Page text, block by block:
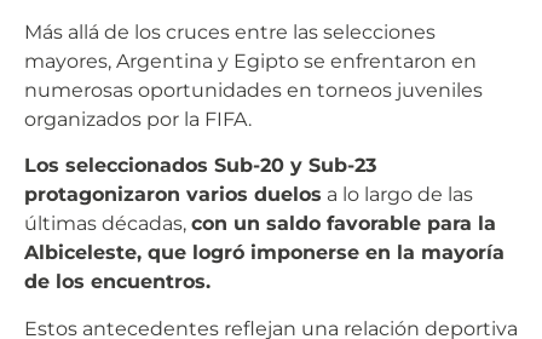
Más allá de los cruces entre las selecciones
mayores, Argentina y Egipto se enfrentaron en
numerosas oportunidades en torneos juveniles
organizados por la FIFA.
Los seleccionados Sub-20 y Sub-23
protagonizaron varios duelos a lo largo de las
últimas décadas, con un saldo favorable para la
Albiceleste, que logró imponerse en la mayoría
de los encuentros.
Estos antecedentes reflejan una relación deportiva